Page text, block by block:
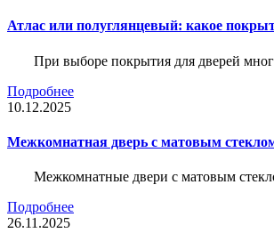
Атлас или полуглянцевый: какое
При выборе покрытия для дверей
Подробнее
10.12.2025
Межкомнатная дверь с матовым
Межкомнатные двери с матовым
Подробнее
26.11.2025